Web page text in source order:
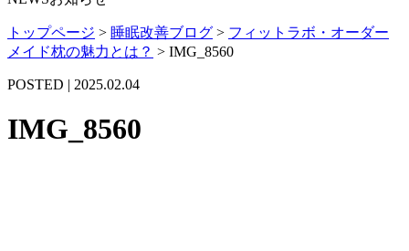
トップページ > 睡眠改善ブログ > フィットラボ・オーダー
メイド枕の魅力とは？ > IMG_8560
POSTED | 2025.02.04
IMG_8560